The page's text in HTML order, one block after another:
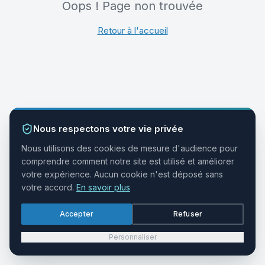
Oops ! Page non trouvée
Retour à l'accueil
Nous respectons votre vie privée
Nous utilisons des cookies de mesure d'audience pour
comprendre comment notre site est utilisé et améliorer
votre expérience. Aucun cookie n'est déposé sans
votre accord. En savoir plus
Accepter Refuser
Personnaliser